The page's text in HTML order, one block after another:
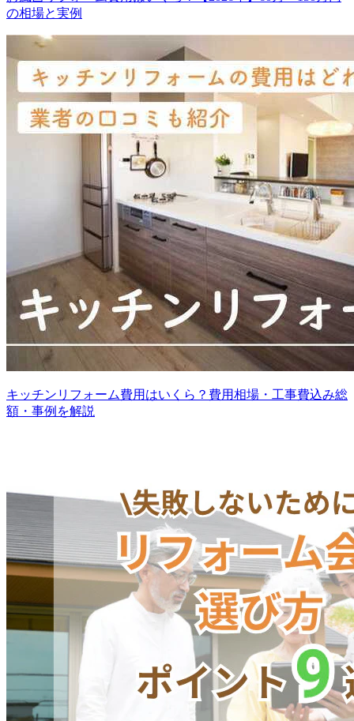
の相場と実例
キッチンリフォーム費用はいくら？費用相場・工事費込み総
額・事例を解説